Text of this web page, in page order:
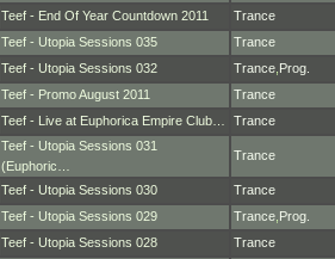
Teef - End Of Year Countdown 2011 Trance
Teef - Utopia Sessions 035
Trance
Teef - Utopia Sessions 032
Trance Prog.
Teef - Promo August 2011
Trance
Teef - Live at Euphorica Empire Club…
Trance
Teef - Utopia Sessions 031
(Euphoric…
Trance
Teef - Utopia Sessions 030 Trance
Teef - Utopia Sessions 029
Trance Prog.
Teef - Utopia Sessions 028
Trance